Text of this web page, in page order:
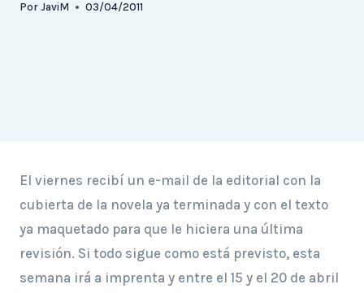
Por JaviM 03/04/2011
El viernes recibí un e-mail de la editorial con la
cubierta de la novela ya terminada y con el texto
ya maquetado para que le hiciera una última
revisión. Si todo sigue como está previsto, esta
semana irá a imprenta y entre el 15 y el 20 de abril